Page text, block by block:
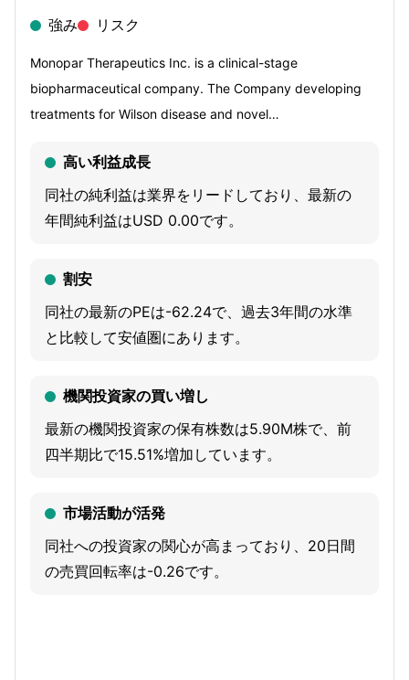
強み リスク
Monopar Therapeutics Inc. is a clinical-stage
biopharmaceutical company. The Company developing
treatments for Wilson disease and novel
product candidates are ALXN1840, MNPR-101, MNPR-
101-Zr, MNPR-101-Lu, and MNPR-101-Ac. The Company’s
Wilson disease product candidate is ALXN1840, a late-
radiopharmaceutical program consists of MNPR-101, a
developed across multiple product candidates
conjugated with different radioisotopes, for the treatment
clinical-stage radiodiagnostic imaging agent comprised of
MNPR-101 conjugated to zirconium-89. MNPR-101-Lu is
its clinical-stage radiotherapeutic comprised of MNPR-101
101 conjugated to actinium-225.
高い利益成長
同社の純利益は業界をリードしており、最新の
年間純利益はUSD 0.00です。
割安
同社の最新のPEは-62.24で、過去3年間の水準
と比較して安値圏にあります。
機関投資家の買い増し
最新の機関投資家の保有株数は5.90M株で、前
四半期比で15.51%増加しています。
市場活動が活発
同社への投資家の関心が高まっており、20日間
の売買回転率は-0.26です。